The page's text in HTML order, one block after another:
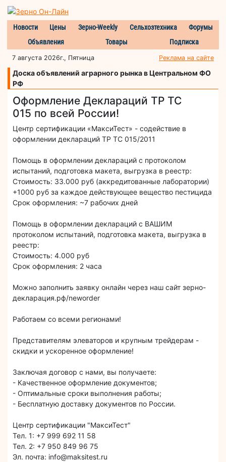
Новости Цены Зерно-Weekly Сельхозтехника
Форумы
Объявления
Товары Подписка
7 августа 2026г., Пятница Реклама на сайте
Доска объявлений аграрного рынка в Центральном ФО
РФ
Оформление Деклараций ТР ТС
015 по всей России!
Центр сертификации «МаксиТест» - содействие в
оформлении деклараций ТР ТС 015/2011
Помощь в оформлении деклараций с протоколом
испытаний, подготовка макета, выгрузка в реестр:
Стоимость: 33.000 руб (аккредитованные лаборатории)
+1000 руб за каждое действующее вещество пестицида
Срок оформления: ~7 рабочих дней
Помощь в оформлении деклараций с ВАШИМ
протоколом испытаний, подготовка макета, выгрузка в
реестр:
Стоимость: 4.000 руб
Срок оформления: 2 часа
Можно заполнить заявку онлайн через наш сайт зерно-
декларация.рф/neworder
Работаем со всеми регионами!
Представителям элеваторов и крупным трейдерам -
скидки и ускоренное оформление!
Заключая договор с нами, вы получаете:
- Качественное оформление документов;
- Оптимальные сроки выполнения работы;
- Бесплатную доставку документов по России.
Центр сертификации "МаксиТест"
Тел. 1: +7 999 692 11 58
Тел. 2: +7 950 849 96 75
Эл. почта: info@maksitest.ru